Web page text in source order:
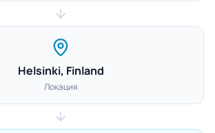
Helsinki, Finland
Локация